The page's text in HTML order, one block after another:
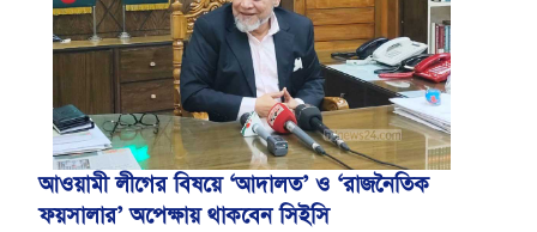
আওয়ামী লীগের বিষয়ে ‘আদালত’ ও ‘রাজনৈতিক
ফয়সালার’ অপেক্ষায় থাকবেন সিইসি